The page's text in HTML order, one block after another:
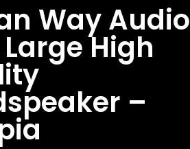
Way Audio
Large High
–